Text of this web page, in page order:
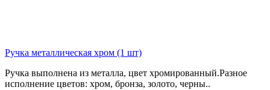
Ручка металлическая хром (1 шт)
Ручка выполнена из металла, цвет хромированный.Разное
исполнение цветов: хром, бронза, золото, черны..